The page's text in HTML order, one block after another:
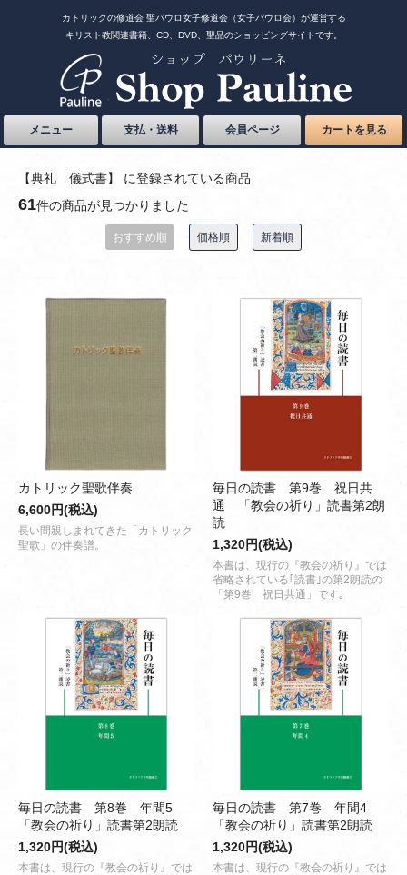
カトリックの修道会 聖パウロ女子修道会（女子パウロ会）が運営する
キリスト教関連書籍、CD、DVD、聖品のショッピングサイトです。
メニュー 支払・送料 会員ページ カートを見る
【典礼 儀式書】 に登録されている商品
61件の商品が見つかりました
おすすめ順 価格順 新着順
カトリック聖歌伴奏
6,600円(税込)
長い間親しまれてきた「カトリック
聖歌」の伴奏譜。
毎日の読書 第9巻 祝日共
通 「教会の祈り」読書第2朗
読
1,320円(税込)
本書は、現行の『教会の祈り』では
省略されている｢読書｣の第2朗読の
「第9巻 祝日共通」です｡
毎日の読書 第8巻 年間5
「教会の祈り」読書第2朗読
1,320円(税込)
本書は、現行の『教会の祈り』では
毎日の読書 第7巻 年間4
「教会の祈り」読書第2朗読
1,320円(税込)
本書は、現行の『教会の祈り』では